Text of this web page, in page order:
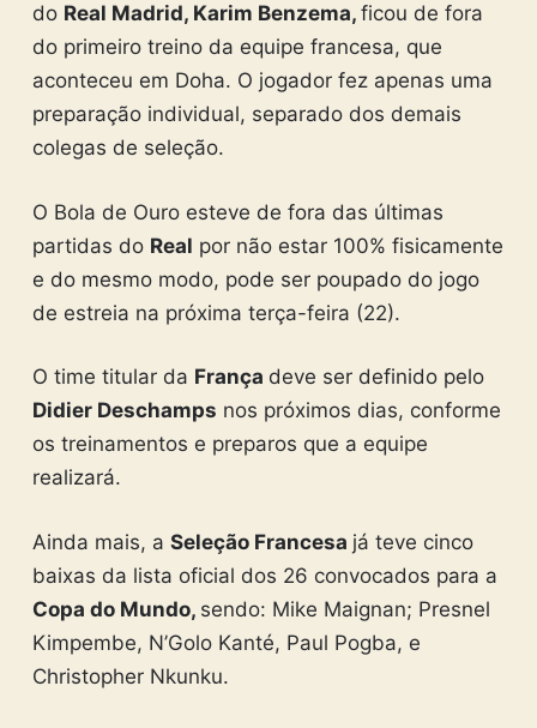
do Real Madrid, Karim Benzema, ficou de fora
do primeiro treino da equipe francesa, que
aconteceu em Doha. O jogador fez apenas uma
preparação individual, separado dos demais
colegas de seleção.
O Bola de Ouro esteve de fora das últimas
partidas do Real por não estar 100% fisicamente
e do mesmo modo, pode ser poupado do jogo
de estreia na próxima terça-feira (22).
O time titular da França deve ser definido pelo
Didier Deschamps nos próximos dias, conforme
os treinamentos e preparos que a equipe
realizará.
Ainda mais, a Seleção Francesa já teve cinco
baixas da lista oficial dos 26 convocados para a
Copa do Mundo, sendo: Mike Maignan; Presnel
Kimpembe, N’Golo Kanté, Paul Pogba, e
Christopher Nkunku.